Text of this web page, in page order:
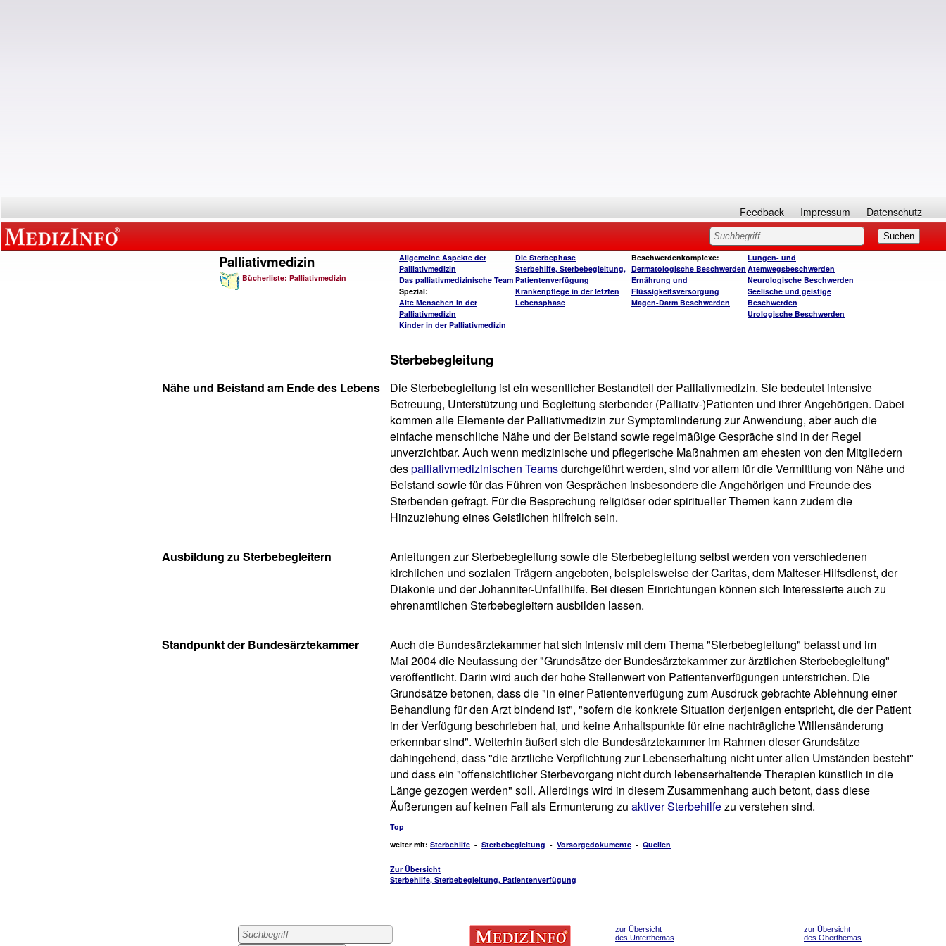
Feedback Impressum Datenschutz
Palliativmedizin
Bücherliste: Palliativmedizin
Allgemeine Aspekte der
Palliativmedizin
Das palliativmedizinische Team
Spezial:
Alte Menschen in der
Palliativmedizin
Kinder in der Palliativmedizin
Die Sterbephase
Sterbehilfe, Sterbebegleitung,
Patientenverfügung
Krankenpflege in der letzten
Lebensphase
Beschwerdenkomplexe:
Dermatologische Beschwerden
Ernährung und
Flüssigkeitsversorgung
Magen-Darm Beschwerden
Lungen- und
Atemwegsbeschwerden
Neurologische Beschwerden
Seelische und geistige
Beschwerden
Urologische Beschwerden
Sterbebegleitung
Nähe und Beistand am Ende des Lebens
Die Sterbebegleitung ist ein wesentlicher Bestandteil der Palliativmedizin. Sie bedeutet intensive
Betreuung, Unterstützung und Begleitung sterbender (Palliativ-)Patienten und ihrer Angehörigen. Dabei
kommen alle Elemente der Palliativmedizin zur Symptomlinderung zur Anwendung, aber auch die
einfache menschliche Nähe und der Beistand sowie regelmäßige Gespräche sind in der Regel
unverzichtbar. Auch wenn medizinische und pflegerische Maßnahmen am ehesten von den Mitgliedern
despalliativmedizinischen Teamsdurchgeführt werden, sind vor allem für die Vermittlung von Nähe und
Beistand sowie für das Führen von Gesprächen insbesondere die Angehörigen und Freunde des
Sterbenden gefragt. Für die Besprechung religiöser oder spiritueller Themen kann zudem die
Hinzuziehung eines Geistlichen hilfreich sein.
Ausbildung zu Sterbebegleitern
Anleitungen zur Sterbebegleitung sowie die Sterbebegleitung selbst werden von verschiedenen
kirchlichen und sozialen Trägern angeboten, beispielsweise der Caritas, dem Malteser-Hilfsdienst, der
Diakonie und der Johanniter-Unfallhilfe. Bei diesen Einrichtungen können sich Interessierte auch zu
ehrenamtlichen Sterbebegleitern ausbilden lassen.
Standpunkt der Bundesärztekammer
Auch die Bundesärztekammer hat sich intensiv mit dem Thema "Sterbebegleitung" befasst und im
Mai 2004 die Neufassung der "Grundsätze der Bundesärztekammer zur ärztlichen Sterbebegleitung"
veröffentlicht. Darin wird auch der hohe Stellenwert von Patientenverfügungen unterstrichen. Die
Grundsätze betonen, dass die "in einer Patientenverfügung zum Ausdruck gebrachte Ablehnung einer
Behandlung für den Arzt bindend ist", "sofern die konkrete Situation derjenigen entspricht, die der Patient
in der Verfügung beschrieben hat, und keine Anhaltspunkte für eine nachträgliche Willensänderung
erkennbar sind". Weiterhin äußert sich die Bundesärztekammer im Rahmen dieser Grundsätze
dahingehend, dass "die ärztliche Verpflichtung zur Lebenserhaltung nicht unter allen Umständen besteht"
und dass ein "offensichtlicher Sterbevorgang nicht durch lebenserhaltende Therapien künstlich in die
Länge gezogen werden" soll. Allerdings wird in diesem Zusammenhang auch betont, dass diese
Äußerungen auf keinen Fall als Ermunterung zu aktiver Sterbehilfezu verstehen sind.
Top
weiter mit: Sterbehilfe - Sterbebegleitung - Vorsorgedokumente - Quellen
Zur Übersicht
Sterbehilfe, Sterbebegleitung, Patientenverfügung
zur Übersicht
des Unterthemas
zur Übersicht
des Oberthemas